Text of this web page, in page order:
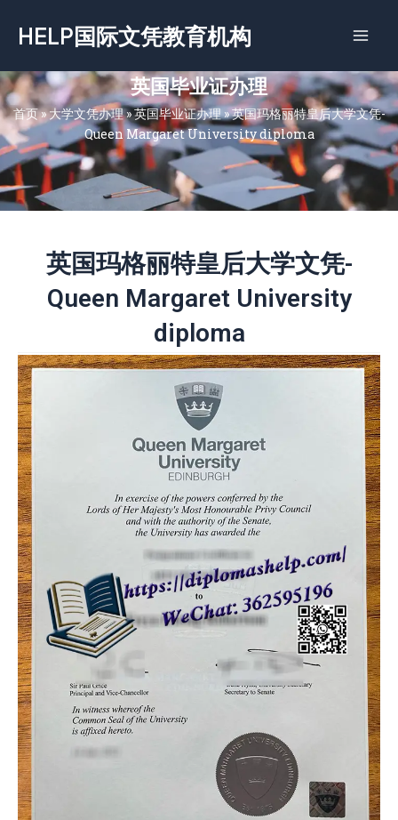
容
HELP国际文凭教育机构
英国毕业证办理
首页»大学文凭办理»英国毕业证办理»英国玛格丽特皇后大学文凭-
Queen Margaret University diploma
英国玛格丽特皇后大学文凭-
Queen Margaret University
diploma